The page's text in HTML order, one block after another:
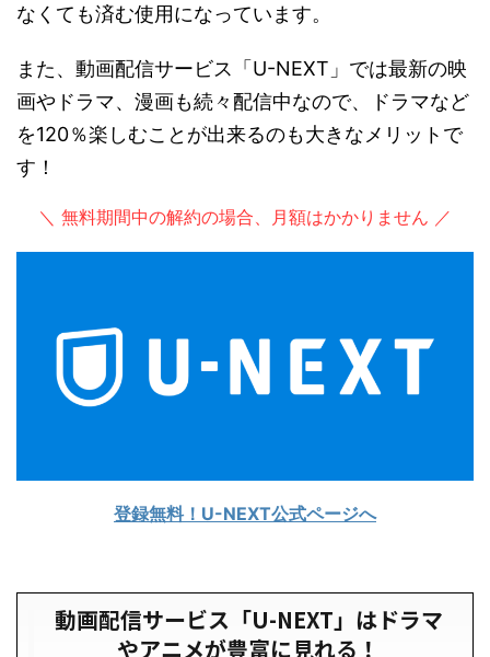
なくても済む使用になっています。
また、動画配信サービス「U-NEXT」では最新の映
画やドラマ、漫画も続々配信中なので、ドラマなど
を120％楽しむことが出来るのも大きなメリットで
す！
＼ 無料期間中の解約の場合、月額はかかりません ／
登録無料！U-NEXT公式ページへ
動画配信サービス「U-NEXT」はドラマ
やアニメが豊富に見れる！